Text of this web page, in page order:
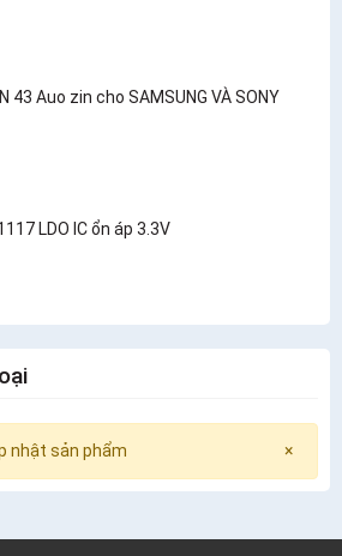
43 Auo zin cho SAMSUNG VÀ SONY
LDO IC ổn áp 3.3V
×
nhật sản phẩm